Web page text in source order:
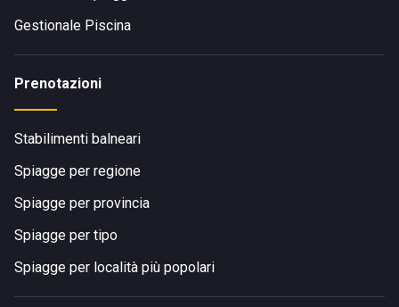
Gestionale Piscina
Prenotazioni
Stabilimenti balneari
Spiagge per regione
Spiagge per provincia
Spiagge per tipo
Spiagge per località più popolari